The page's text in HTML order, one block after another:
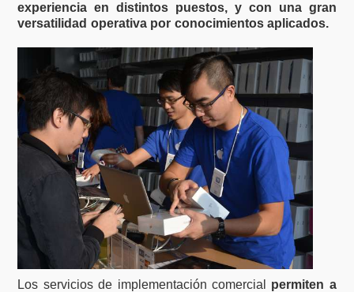
experiencia en distintos puestos, y con una gran
versatilidad operativa por conocimientos aplicados.
Los servicios de implementación comercial permiten a